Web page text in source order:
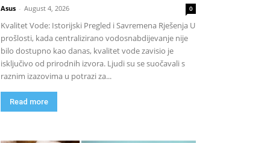
Asus - August 4, 2026 0
Kvalitet Vode: Istorijski Pregled i Savremena Rješenja U
prošlosti, kada centralizirano vodosnabdijevanje nije
bilo dostupno kao danas, kvalitet vode zavisio je
isključivo od prirodnih izvora. Ljudi su se suočavali s
raznim izazovima u potrazi za...
Read more